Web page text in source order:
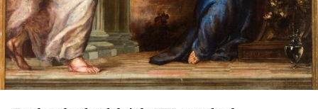
Juan de los Ríos Vallejo incluyó entre sus méritos
profesionales la reja del coro de San Juan de
Marchena, afirmando que en ella había contado con
la ayuda de su padre. También se atribuía una reja
para la capilla mayor de la misma iglesia